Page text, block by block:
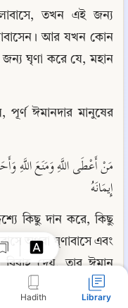
Hadith Library
তখন এই জন্য
আর যখন কোন
ঘৃণা করে যে, মহান
ঈমানদার মানুষের
إِيمَانَهُ
কিছু দান করে, কিছু
অথবা ঘৃণাবাসে এবং
বিবাহ দেয়, তার ঈমান